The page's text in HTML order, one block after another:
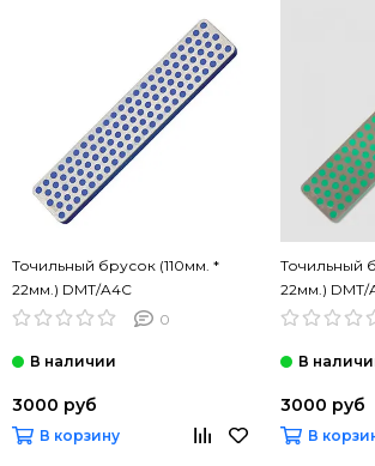
Точильный брусок (110мм. *
22мм.) DMT/A4C
0
3000 руб
В корзину
Точильный
22мм.) DMT/
3000 руб
В